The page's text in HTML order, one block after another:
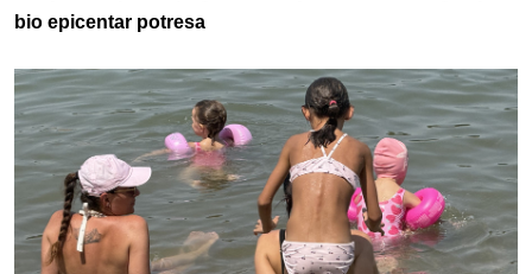
bio epicentar potresa